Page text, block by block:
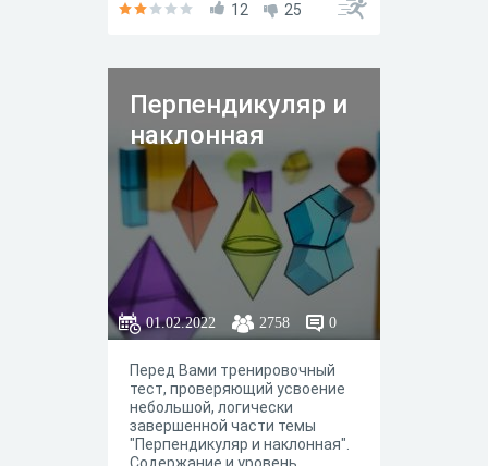
Инютина Н.В. 12 25
Перпендикуляр и
наклонная
01.02.2022 2758 0
Перед Вами тренировочный
тест, проверяющий усвоение
небольшой, логически
завершенной части темы
"Перпендикуляр и наклонная".